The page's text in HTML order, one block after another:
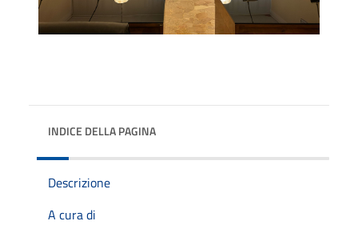
INDICE DELLA PAGINA
Descrizione
A cura di